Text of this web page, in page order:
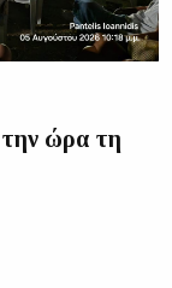
ώρα τη